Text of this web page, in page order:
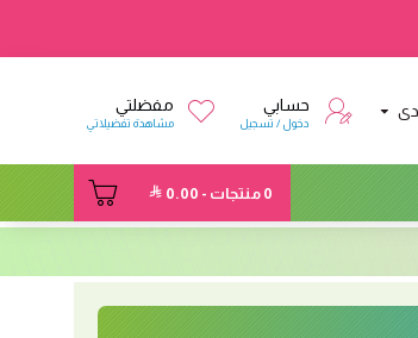
حسابي
دخول / تسجيل
مفضلتي
مشاهدة تفضيلاتي
0 منتجات - 0.00